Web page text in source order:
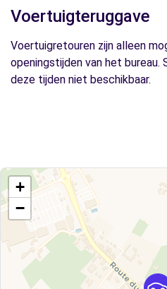
Voertuigteruggave
Voertuigretouren zijn alleen
openingstijden van het
deze tijden niet beschikbaar.
+
−